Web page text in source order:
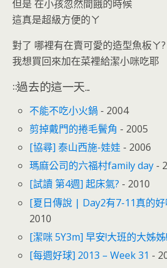
但是 在小孩忽然間餓的時候
這真是超級方便的ㄚ
對了 哪裡有在賣可愛的造型魚板ㄚ?
我想買回來加在菜裡給潔小咪吃耶
::過去的這一天...
不能不吃小火鍋 - 2004
剪掉戴門的捲毛鬢角 - 2005
[協尋] 泰山西施-娃娃 - 2006
瑪麻公司的六福村family day -
[試讀 第4週] 起床氣? - 2010
[夏日傳說 | Day2有7-11真的好
2010
[潔咪 5Y3m] 早安!大班的大姊姊!
[每週好球] 2013 – Week 31 -